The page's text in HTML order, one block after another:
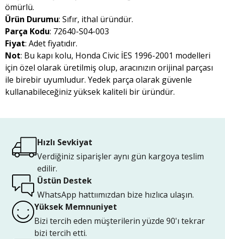
ömürlü.
Ürün Durumu: Sıfır, ithal üründür.
Parça Kodu: 72640-S04-003
Fiyat: Adet fiyatıdır.
Not: Bu kapı kolu, Honda Civic İES 1996-2001 modelleri
için özel olarak üretilmiş olup, aracınızın orijinal parçası
ile birebir uyumludur. Yedek parça olarak güvenle
kullanabileceğiniz yüksek kaliteli bir üründür.
Hızlı Sevkiyat
Verdiğiniz siparişler aynı gün kargoya teslim
edilir.
Üstün Destek
WhatsApp hattıımızdan bize hızlıca ulaşın.
Yüksek Memnuniyet
Bizi tercih eden müşterilerin yüzde 90'ı tekrar
bizi tercih etti.